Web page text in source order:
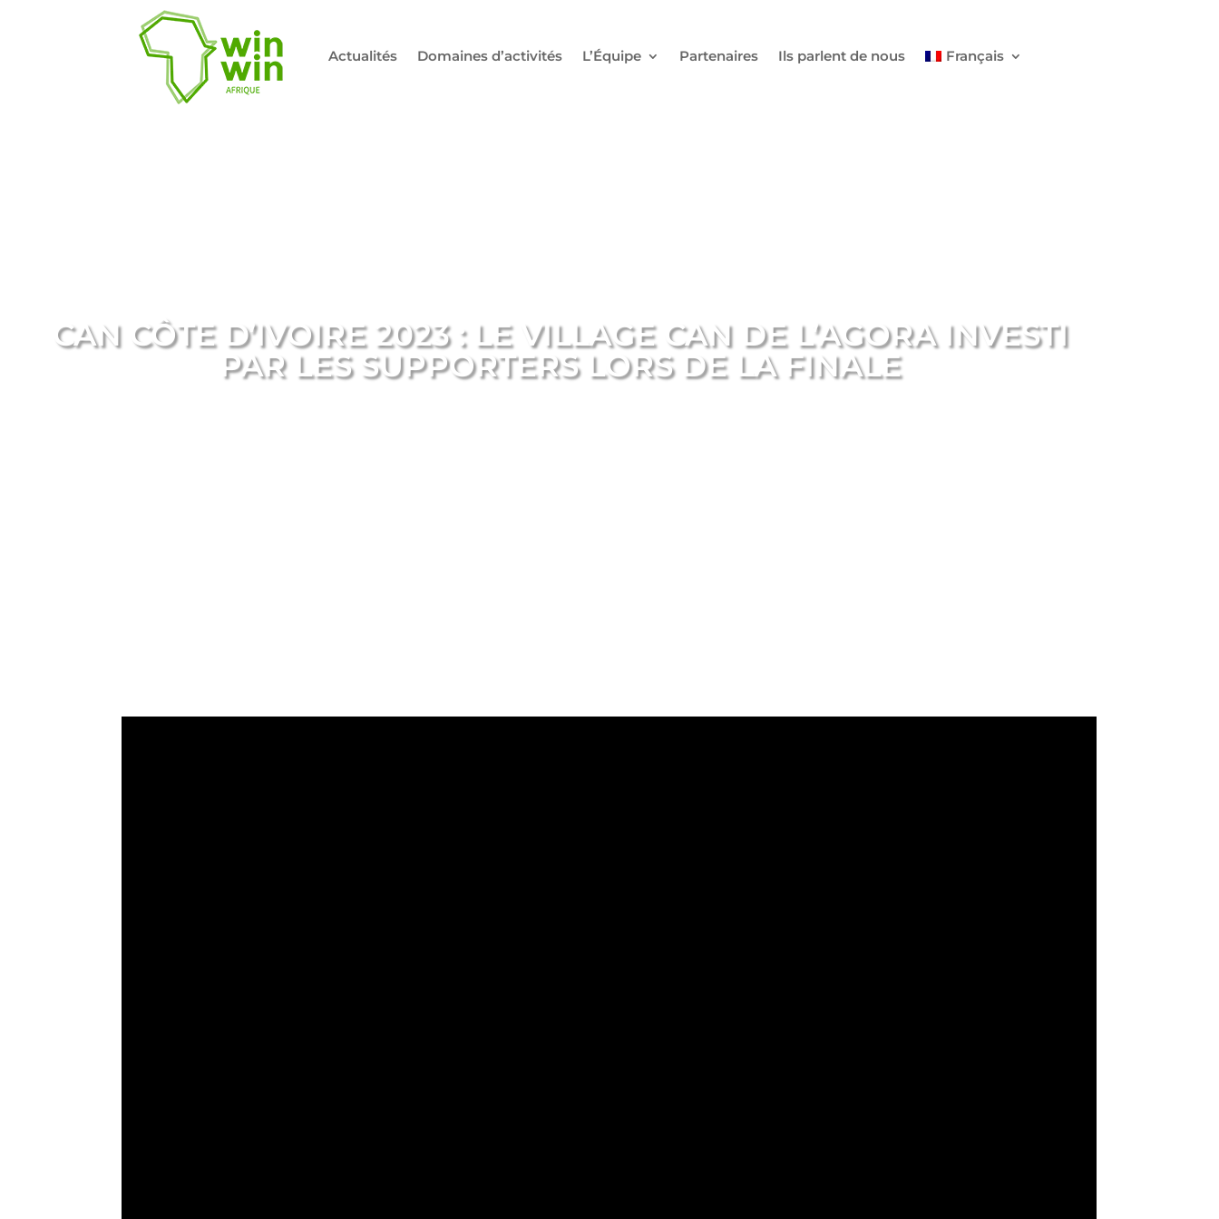
Actualités Domaines d’activités L’Équipe Partenaires Ils parlent de nous Français
CAN CÔTE D’IVOIRE 2023 : LE VILLAGE CAN DE L’AGORA INVESTI
PAR LES SUPPORTERS LORS DE LA FINALE